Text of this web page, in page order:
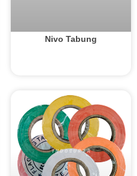
Nivo Tabung